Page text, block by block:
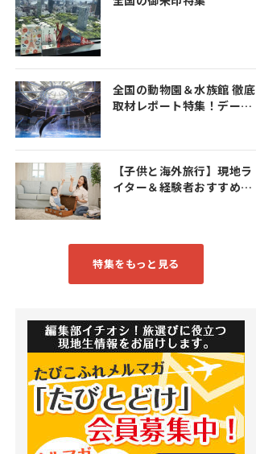
全国の動物園＆水族館 徹底
取材レポート特集！デート
【子供と海外旅行】現地ラ
イター＆経験者おすすめス
特集をもっと見る